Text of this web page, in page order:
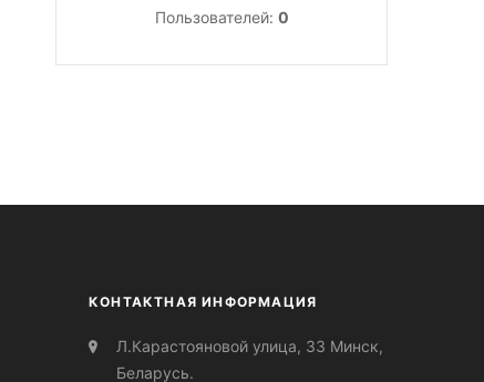
Пользователей: 0
КОНТАКТНАЯ ИНФОРМАЦИЯ
Л.Карастояновой улица, 33 Минск,
Беларусь.